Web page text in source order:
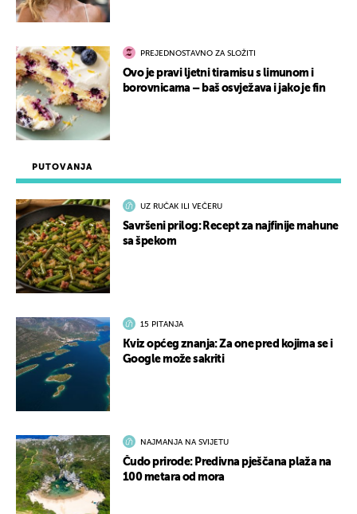
PUTOVANJA
UZ RUČAK ILI VEČERU
Savršeni prilog: Recept za najfinije mahune
sa špekom
15 PITANJA
Kviz općeg znanja: Za one pred kojima se i
Google može sakriti
NAJMANJA NA SVIJETU
Čudo prirode: Predivna pješčana plaža na
100 metara od mora
PREJEDNOSTAVNO ZA SLOŽITI
Ovo je pravi ljetni tiramisu s limunom i
borovnicama – baš osvježava i jako je fin